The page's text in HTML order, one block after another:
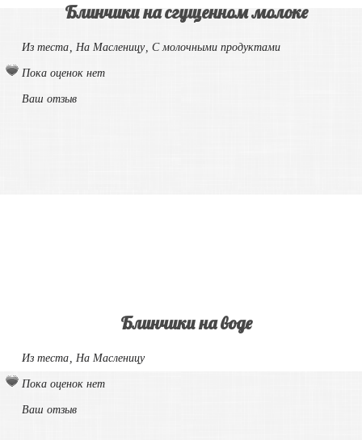
Блинчики на сгущенном молоке
Из теста, На Масленицу, С молочными продуктами
Пока оценок нет
Ваш отзыв
Блинчики на воде
Из теста, На Масленицу
Пока оценок нет
Ваш отзыв